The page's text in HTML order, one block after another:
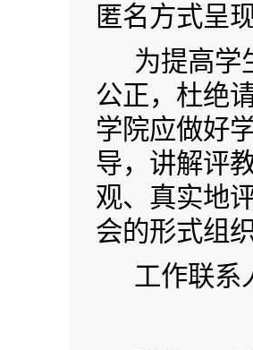
匿名方式呈
为提高学
公正，杜绝
学院应做好
导，讲解评
观、真实地
会的形式组
工作联系